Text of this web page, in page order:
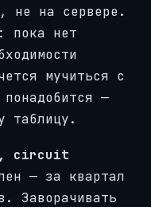
, не на сервере.
пока нет
мучиться с
—
таблицу.
circuit
— за квартал
Заворачивать